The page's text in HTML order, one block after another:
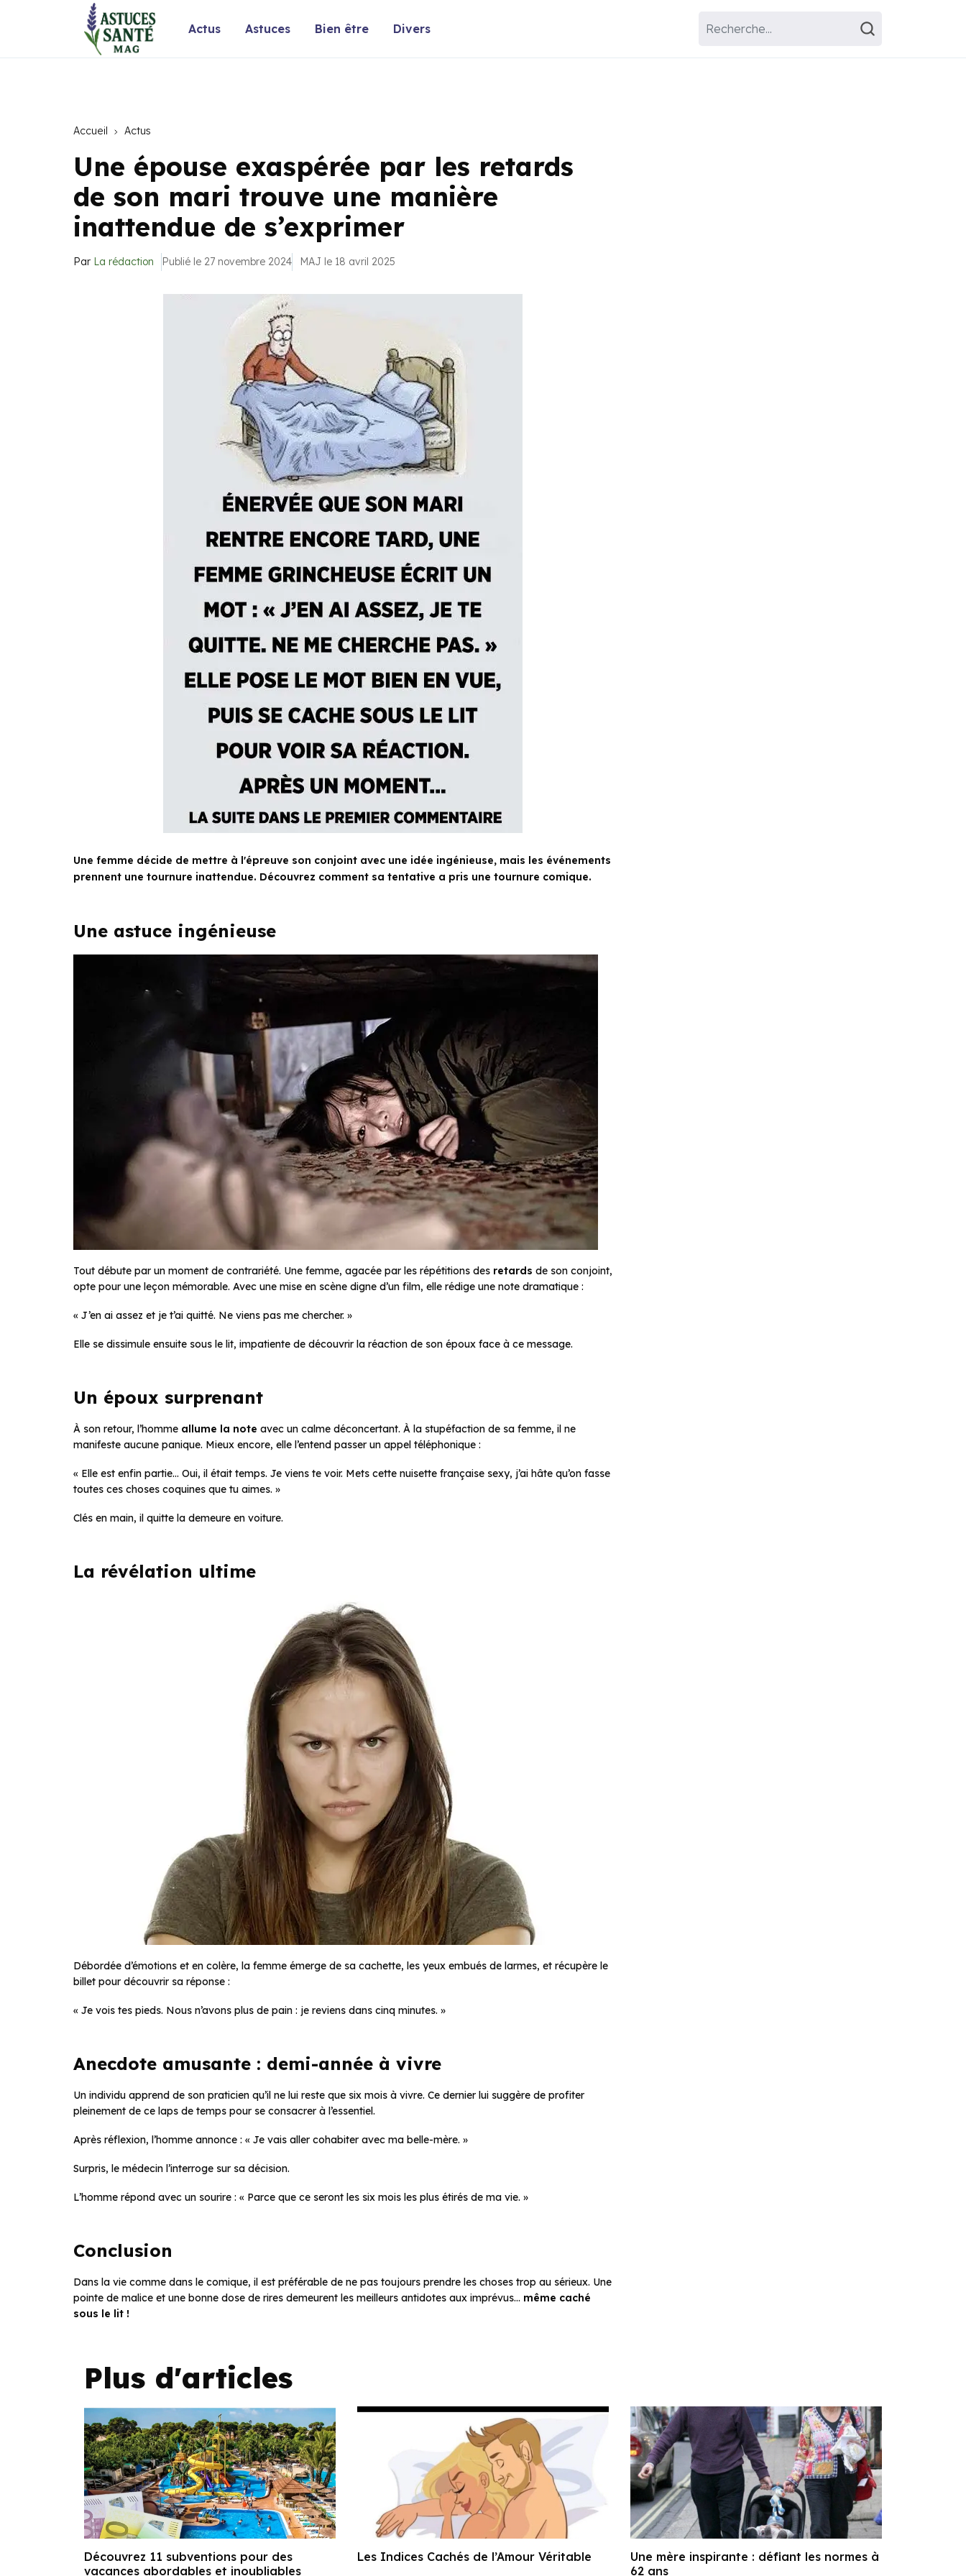
Actus Astuces Bien être Divers
Accueil Actus
Une épouse exaspérée par les retards
de son mari trouve une manière
inattendue de s’exprimer
Par La rédaction Publié le 27 novembre 2024 MAJ le 18 avril 2025
Une femme décide de mettre à l'épreuve son conjoint avec une idée ingénieuse, mais les événements
prennent une tournure inattendue. Découvrez comment sa tentative a pris une tournure comique.
Une astuce ingénieuse
Tout débute par un moment de contrariété. Une femme, agacée par les répétitions des retards de son conjoint,
opte pour une leçon mémorable. Avec une mise en scène digne d’un film, elle rédige une note dramatique :
« J’en ai assez et je t’ai quitté. Ne viens pas me chercher. »
Elle se dissimule ensuite sous le lit, impatiente de découvrir la réaction de son époux face à ce message.
Un époux surprenant
À son retour, l’homme allume la note avec un calme déconcertant. À la stupéfaction de sa femme, il ne
manifeste aucune panique. Mieux encore, elle l’entend passer un appel téléphonique :
« Elle est enfin partie… Oui, il était temps. Je viens te voir. Mets cette nuisette française sexy, j’ai hâte qu’on fasse
toutes ces choses coquines que tu aimes. »
Clés en main, il quitte la demeure en voiture.
La révélation ultime
Débordée d’émotions et en colère, la femme émerge de sa cachette, les yeux embués de larmes, et récupère le
billet pour découvrir sa réponse :
« Je vois tes pieds. Nous n’avons plus de pain : je reviens dans cinq minutes. »
Anecdote amusante : demi-année à vivre
Un individu apprend de son praticien qu’il ne lui reste que six mois à vivre. Ce dernier lui suggère de profiter
pleinement de ce laps de temps pour se consacrer à l’essentiel.
Après réflexion, l’homme annonce : « Je vais aller cohabiter avec ma belle-mère. »
Surpris, le médecin l’interroge sur sa décision.
L’homme répond avec un sourire : « Parce que ce seront les six mois les plus étirés de ma vie. »
Conclusion
Dans la vie comme dans le comique, il est préférable de ne pas toujours prendre les choses trop au sérieux. Une
pointe de malice et une bonne dose de rires demeurent les meilleurs antidotes aux imprévus… même caché
sous le lit !
Plus d'articles
Découvrez 11 subventions pour des
vacances abordables et inoubliables
Les Indices Cachés de l’Amour Véritable
Une mère inspirante : défiant les normes à
62 ans